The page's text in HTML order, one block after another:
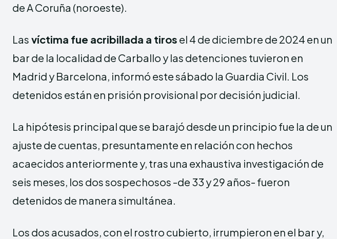
de A Coruña (noroeste).
Las víctima fue acribillada a tiros el 4 de diciembre de 2024 en un
bar de la localidad de Carballo y las detenciones tuvieron en
Madrid y Barcelona, informó este sábado la Guardia Civil. Los
detenidos están en prisión provisional por decisión judicial.
La hipótesis principal que se barajó desde un principio fue la de un
ajuste de cuentas, presuntamente en relación con hechos
acaecidos anteriormente y, tras una exhaustiva investigación de
seis meses, los dos sospechosos -de 33 y 29 años- fueron
detenidos de manera simultánea.
Los dos acusados, con el rostro cubierto, irrumpieron en el bar y,